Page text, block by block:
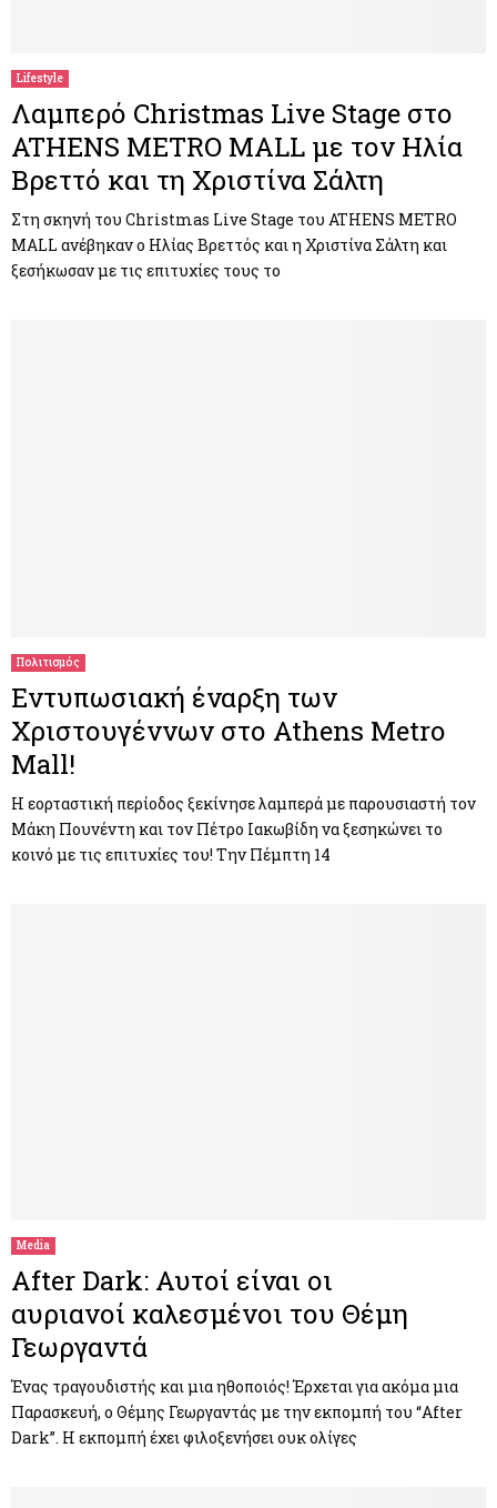
Lifestyle
Λαμπερό Christmas Live Stage στο
ATHENS METRO MALL με τον Ηλία
Βρεττό και τη Χριστίνα Σάλτη
Στη σκηνή του Christmas Live Stage του ATHENS METRO
MALL ανέβηκαν ο Ηλίας Βρεττός και η Χριστίνα Σάλτη και
ξεσήκωσαν με τις επιτυχίες τους το
Πολιτισμός
Εντυπωσιακή έναρξη των
Χριστουγέννων στο Athens Metro
Mall!
Η εορταστική περίοδος ξεκίνησε λαμπερά με παρουσιαστή τον
Μάκη Πουνέντη και τον Πέτρο Ιακωβίδη να ξεσηκώνει το
κοινό με τις επιτυχίες του! Την Πέμπτη 14
Media
After Dark: Αυτοί είναι οι
αυριανοί καλεσμένοι του Θέμη
Γεωργαντά
Ένας τραγουδιστής και μια ηθοποιός! Έρχεται για ακόμα μια
Παρασκευή, ο Θέμης Γεωργαντάς με την εκπομπή του “After
Dark”. Η εκπομπή έχει φιλοξενήσει ουκ ολίγες